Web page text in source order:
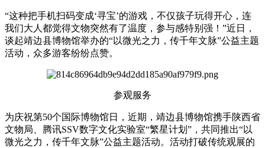
“这种把手机扫码变成‘寻宝’的游戏，不仅孩子玩得开心，连
我们大人都觉得文物突然有了温度，参与感特别强！”近日，
谈起靖边县博物馆举办的“以微光之力，传千年文脉”公益主题
活动，众多游客纷纷点赞。
参观服务
为庆祝第50个国际博物馆日，近期，靖边县博物馆携手陕西省
文物局、腾讯SSV数字文化实验室“繁星计划”，共同推出“以
微光之力，传千年文脉”公益主题活动。活动打破传统观展的